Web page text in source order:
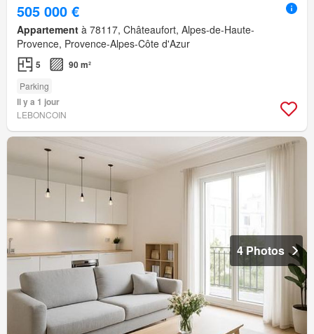
505 000 €
Appartement à 78117, Châteaufort, Alpes-de-Haute-
Provence, Provence-Alpes-Côte d'Azur
5 90 m²
Parking
Il y a 1 jour
LEBONCOIN
4 Photos